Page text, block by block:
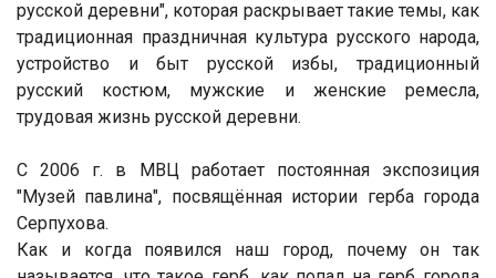
русской деревни", которая раскрывает такие темы, как
традиционная праздничная культура русского народа,
устройство и быт русской избы, традиционный
русский костюм, мужские и женские ремесла,
трудовая жизнь русской деревни.
С 2006 г. в МВЦ работает постоянная экспозиция
"Музей павлина", посвящённая истории герба города
Серпухова.
Как и когда появился наш город, почему он так